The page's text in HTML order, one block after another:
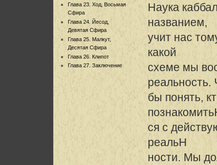
Глава 23. Ход, Восьмая
Сфира
Глава 24. Йесод,
Девятая Сфира
Глава 25. Малкут,
Десятая Сфира
Глава 26. Клипот
Глава 27. Заключение
Наука
названием,
учит нас
какой
схеме мы
реальность.
бы понять,
ся с
реальH
ности. Мы